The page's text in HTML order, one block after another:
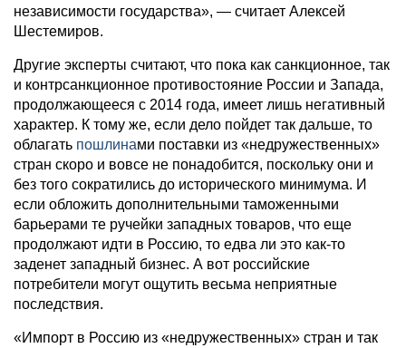
независимости государства», — считает Алексей
Шестемиров.
Другие эксперты считают, что пока как санкционное, так
и контрсанкционное противостояние России и Запада,
продолжающееся с 2014 года, имеет лишь негативный
характер. К тому же, если дело пойдет так дальше, то
облагать пошлинами поставки из «недружественных»
стран скоро и вовсе не понадобится, поскольку они и
без того сократились до исторического минимума. И
если обложить дополнительными таможенными
барьерами те ручейки западных товаров, что еще
продолжают идти в Россию, то едва ли это как-то
заденет западный бизнес. А вот российские
потребители могут ощутить весьма неприятные
последствия.
«Импорт в Россию из «недружественных» стран и так